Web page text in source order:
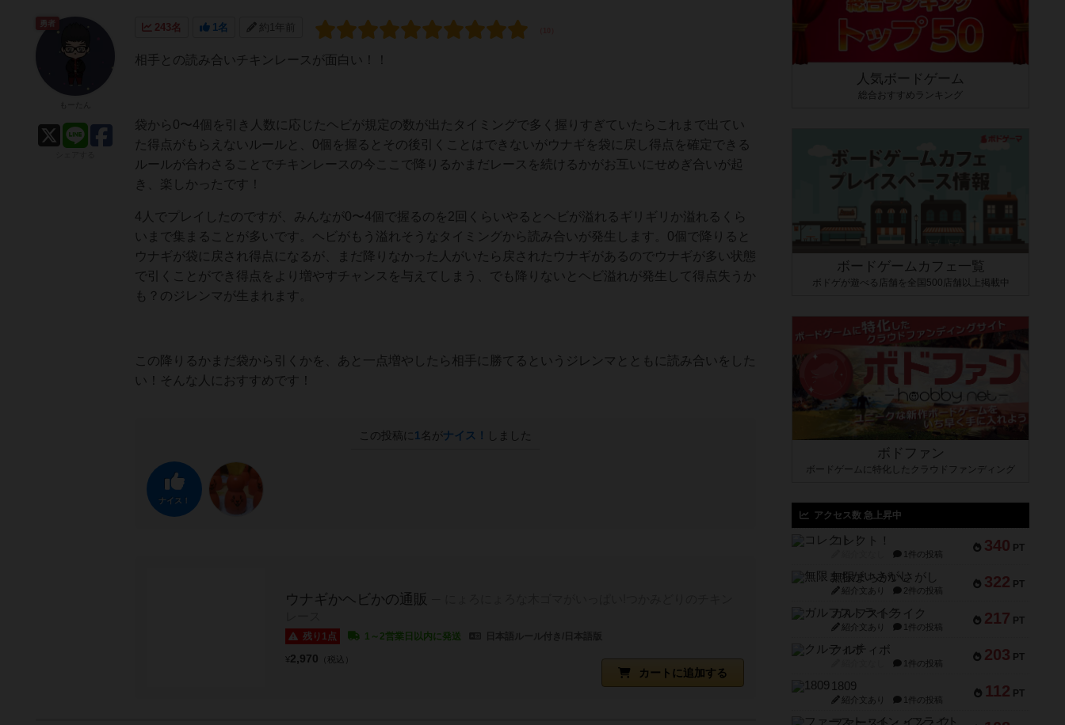
243名 1名 約1年前
相手との読み合いチキンレースが面白い！！
袋から0〜4個を引き人数に応じたヘビが規定の数が出たタイミングで多く握りすぎていたらこれまで出てい
た得点がもらえないルールと、0個を握るとその後引くことはできないがウナギを袋に戻し得点を確定できる
ルールが合わさることでチキンレースの今ここで降りるかまだレースを続けるかがお互いにせめぎ合いが起
き、楽しかったです！
4人でプレイしたのですが、みんなが0〜4個で握るのを2回くらいやるとヘビが溢れるギリギリか溢れるくら
いまで集まることが多いです。ヘビがもう溢れそうなタイミングから読み合いが発生します。0個で降りると
ウナギが袋に戻され得点になるが、まだ降りなかった人がいたら戻されたウナギがあるのでウナギが多い状態
で引くことができ得点をより増やすチャンスを与えてしまう、でも降りないとヘビ溢れが発生して得点失うか
も？のジレンマが生まれます。
この降りるかまだ袋から引くかを、あと一点増やしたら相手に勝てるというジレンマとともに読み合いをした
い！そんな人におすすめです！
この投稿に 1 名がナイス！ しました
ナイス！
ウナギかヘビかの通販
残り1点 1～2営業日以内に発送
カートに追加する
¥2,970 （税込）
勇者
人気ボードゲーム
総合おすすめランキング
ボードゲームカフェ一覧
ボドゲが遊べる店舗を全国500店舗以上掲載中
ボドファン
ボードゲームに特化したクラウドファンディング
アクセス数 急上昇中
340 PT
コレクト！
1件の投稿
322 PT
無限まちがいさがし
紹介文あり 2件の投稿
217 PT
ガルフストライク
紹介文あり 1件の投稿
203 PT
クルティボ
1件の投稿
112 PT
1809
紹介文あり 1件の投稿